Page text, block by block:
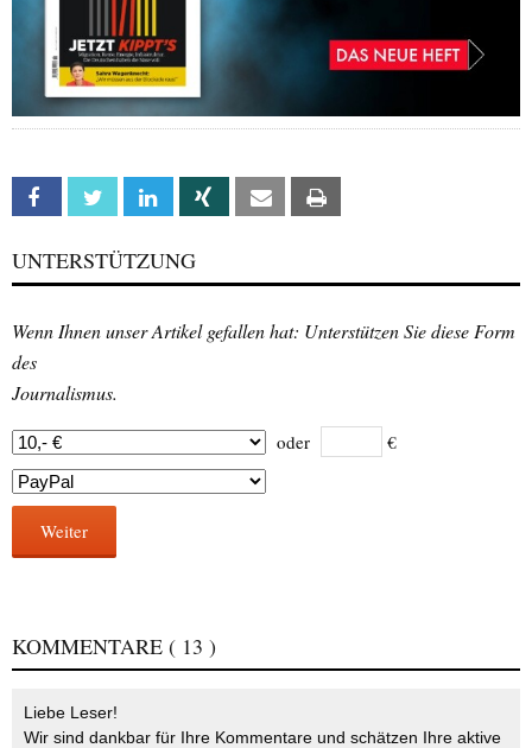
Facebook Twitter Linkedin Xing Email
UNTERSTÜTZUNG
Wenn Ihnen unser Artikel gefallen hat: Unterstützen Sie diese Form
des
Journalismus.
oder €
Weiter
KOMMENTARE ( 13 )
Liebe Leser!
Wir sind dankbar für Ihre Kommentare und schätzen Ihre aktive